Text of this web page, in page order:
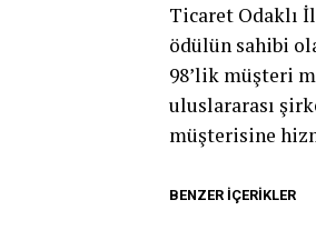
Ticaret Odaklı
ödülün sahibi
98’lik müşteri
uluslararası
müşterisine
BENZER İÇERIKLER